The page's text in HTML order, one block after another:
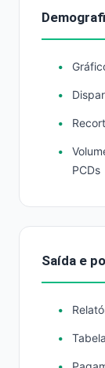
PCDs
Saída e